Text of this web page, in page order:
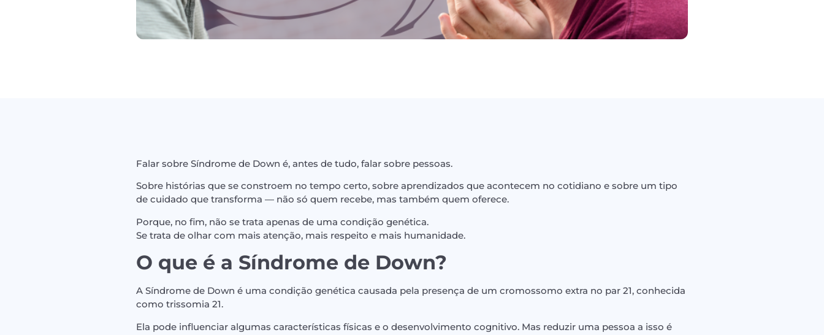
Falar sobre Síndrome de Down é, antes de tudo, falar sobre pessoas.
Sobre histórias que se constroem no tempo certo, sobre aprendizados que acontecem no cotidiano e sobre um tipo
de cuidado que transforma — não só quem recebe, mas também quem oferece.
Porque, no fim, não se trata apenas de uma condição genética.
Se trata de olhar com mais atenção, mais respeito e mais humanidade.
O que é a Síndrome de Down?
A Síndrome de Down é uma condição genética causada pela presença de um cromossomo extra no par 21, conhecida
como trissomia 21.
Ela pode influenciar algumas características físicas e o desenvolvimento cognitivo. Mas reduzir uma pessoa a isso é